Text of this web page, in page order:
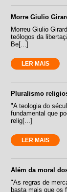
Morre Giulio
Morreu Giulio
teólogos da
Be[...]
LER MAIS
Pluralismo
"A teologia do
fundamental que
relig[...]
LER MAIS
Além da moral
"As regras de
basta mais que os